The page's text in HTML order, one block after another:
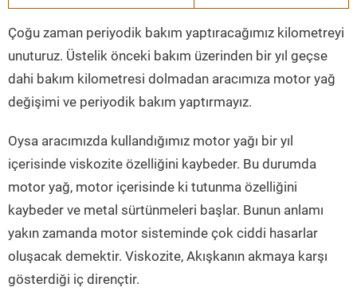
Çoğu zaman periyodik bakım yaptıracağımız kilometreyi
unuturuz. Üstelik önceki bakım üzerinden bir yıl geçse
dahi bakım kilometresi dolmadan aracımıza motor yağ
değişimi ve periyodik bakım yaptırmayız.
Oysa aracımızda kullandığımız motor yağı bir yıl
içerisinde viskozite özelliğini kaybeder. Bu durumda
motor yağ, motor içerisinde ki tutunma özelliğini
kaybeder ve metal sürtünmeleri başlar. Bunun anlamı
yakın zamanda motor sisteminde çok ciddi hasarlar
oluşacak demektir. Viskozite, Akışkanın akmaya karşı
gösterdiği iç dirençtir.